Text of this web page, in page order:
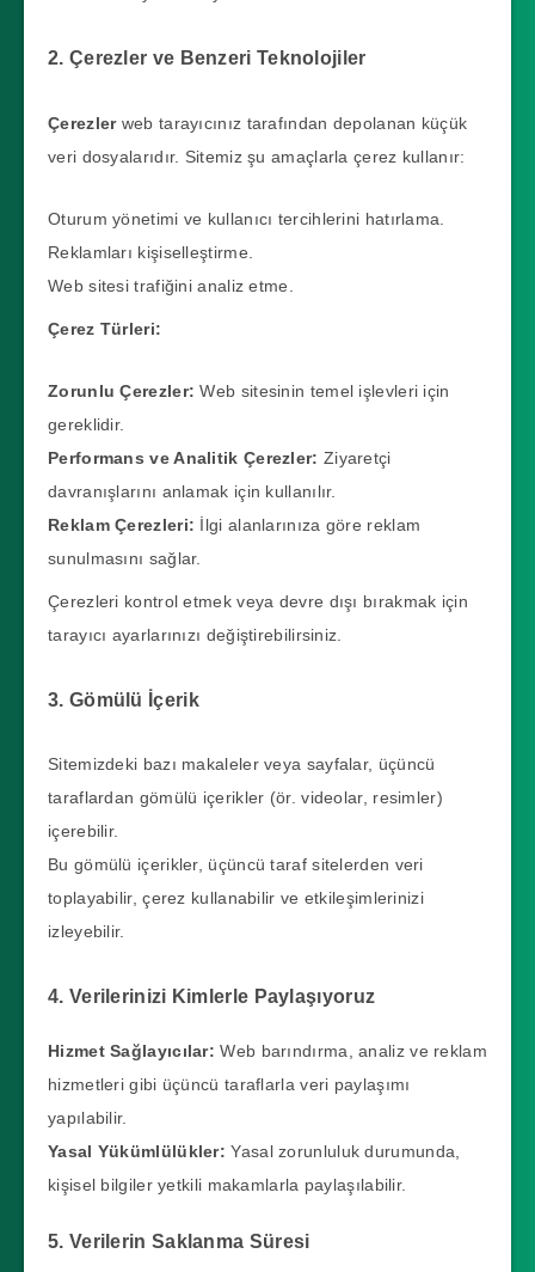
2. Çerezler ve Benzeri Teknolojiler
Çerezlerweb tarayıcınız tarafından depolanan küçük
veri dosyalarıdır. Sitemiz şu amaçlarla çerez kullanır:
Oturum yönetimi ve kullanıcı tercihlerini hatırlama.
Reklamları kişiselleştirme.
Web sitesi trafiğini analiz etme.
Çerez Türleri:
Zorunlu Çerezler: Web sitesinin temel işlevleri için
gereklidir.
Performans ve Analitik Çerezler: Ziyaretçi
davranışlarını anlamak için kullanılır.
Reklam Çerezleri: İlgi alanlarınıza göre reklam
sunulmasını sağlar.
Çerezleri kontrol etmek veya devre dışı bırakmak için
tarayıcı ayarlarınızı değiştirebilirsiniz.
3. Gömülü İçerik
Sitemizdeki bazı makaleler veya sayfalar, üçüncü
taraflardan gömülü içerikler (ör. videolar, resimler)
içerebilir.
Bu gömülü içerikler, üçüncü taraf sitelerden veri
toplayabilir, çerez kullanabilir ve etkileşimlerinizi
izleyebilir.
4. Verilerinizi Kimlerle Paylaşıyoruz
Hizmet Sağlayıcılar: Web barındırma, analiz ve reklam
hizmetleri gibi üçüncü taraflarla veri paylaşımı
yapılabilir.
Yasal Yükümlülükler: Yasal zorunluluk durumunda,
kişisel bilgiler yetkili makamlarla paylaşılabilir.
5. Verilerin Saklanma Süresi